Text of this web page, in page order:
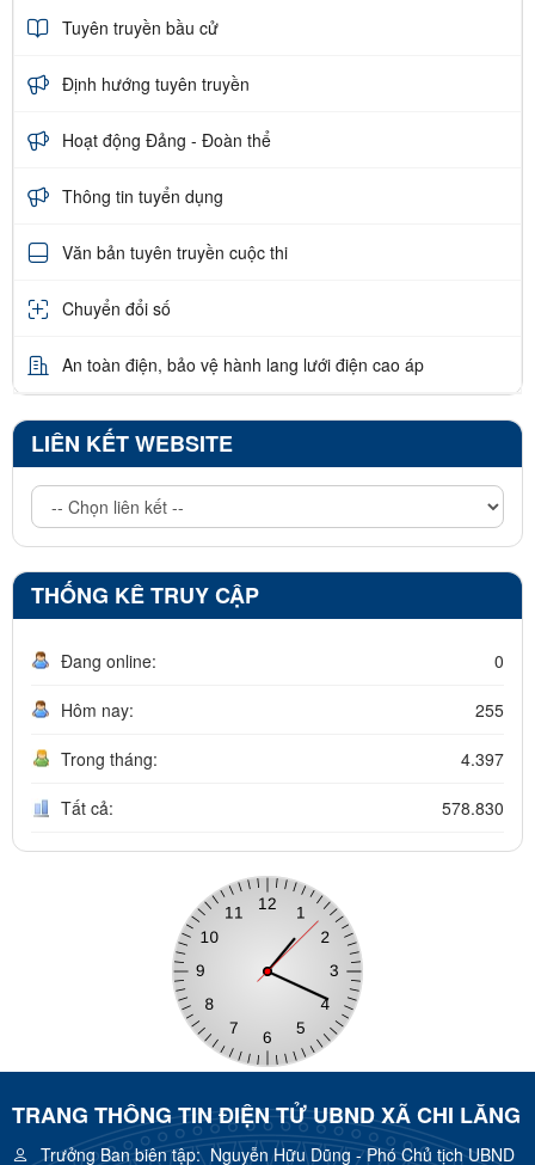
Tuyên truyền bầu cử
Định hướng tuyên truyền
Hoạt động Đảng - Đoàn thể
Thông tin tuyển dụng
Văn bản tuyên truyền cuộc thi
Chuyển đổi số
An toàn điện, bảo vệ hành lang lưới điện cao áp
LIÊN KẾT WEBSITE
THỐNG KÊ TRUY CẬP
Đang online: 0
Hôm nay: 255
Trong tháng: 4.397
Tất cả: 578.830
TRANG THÔNG TIN ĐIỆN TỬ UBND XÃ CHI LĂNG
Trưởng Ban biên tập:Nguyễn Hữu Dũng - Phó Chủ tịch UBND